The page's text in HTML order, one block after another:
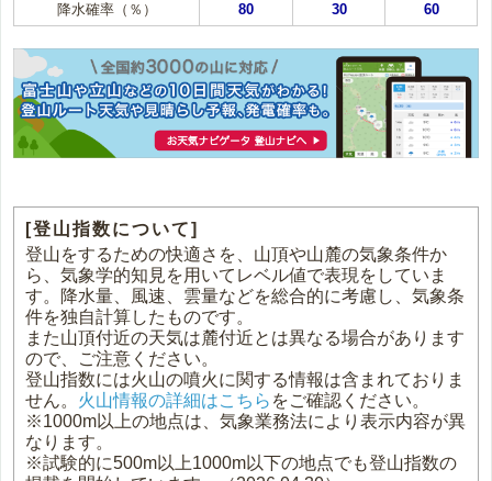
降水確率（％）
80 30 60
[登山指数について]
登山をするための快適さを、山頂や山麓の気象条件か
ら、気象学的知見を用いてレベル値で表現をしていま
す。降水量、風速、雲量などを総合的に考慮し、気象条
件を独自計算したものです。
また山頂付近の天気は麓付近とは異なる場合があります
ので、ご注意ください。
登山指数には火山の噴火に関する情報は含まれておりま
せん。 火山情報の詳細はこちら をご確認ください。
※1000m以上の地点は、気象業務法により表示内容が異
なります。
※試験的に500m以上1000m以下の地点でも登山指数の